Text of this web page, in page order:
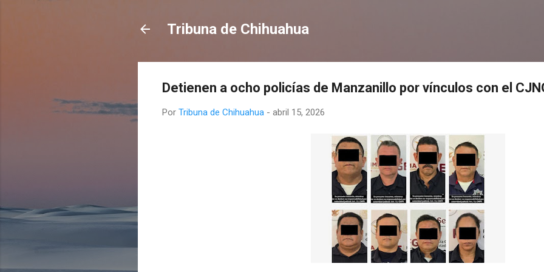
Tribuna de Chihuahua
Detienen a ocho policías de Manzanillo por vínculos con el
Por Tribuna de Chihuahua - abril 15, 2026